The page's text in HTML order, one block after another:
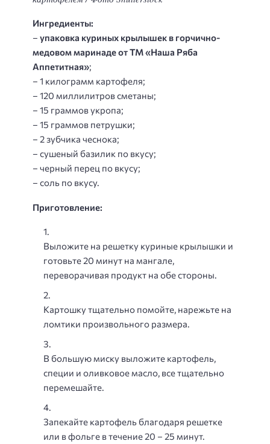
Ингредиенты:
– упаковка куриных крылышек в горчично-
медовом маринаде от ТМ «Наша Ряба
Аппетитная»;
– 1 килограмм картофеля;
– 120 миллилитров сметаны;
– 15 граммов укропа;
– 15 граммов петрушки;
– 2 зубчика чеснока;
– сушеный базилик по вкусу;
– черный перец по вкусу;
– соль по вкусу.
Приготовление:
Выложите на решетку куриные крылышки и
готовьте 20 минут на мангале,
переворачивая продукт на обе стороны.
Картошку тщательно помойте, нарежьте на
ломтики произвольного размера.
В большую миску выложите картофель,
специи и оливковое масло, все тщательно
перемешайте.
Запекайте картофель благодаря решетке
или в фольге в течение 20 – 25 минут.